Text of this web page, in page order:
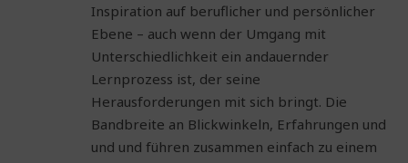
Inspiration auf beruflicher und persönlicher
Ebene – auch wenn der Umgang mit
Unterschiedlichkeit ein andauernder
Lernprozess ist, der seine
Herausforderungen mit sich bringt. Die
Bandbreite an Blickwinkeln, Erfahrungen und
und und führen zusammen einfach zu einem